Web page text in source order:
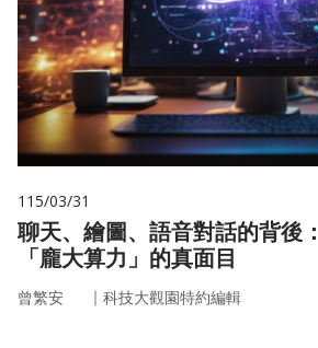
115/03/31
聊天、繪圖、語音對話的背後
「龐大算力」的真面目
曾繁安 ｜ 科技大觀園特約編輯